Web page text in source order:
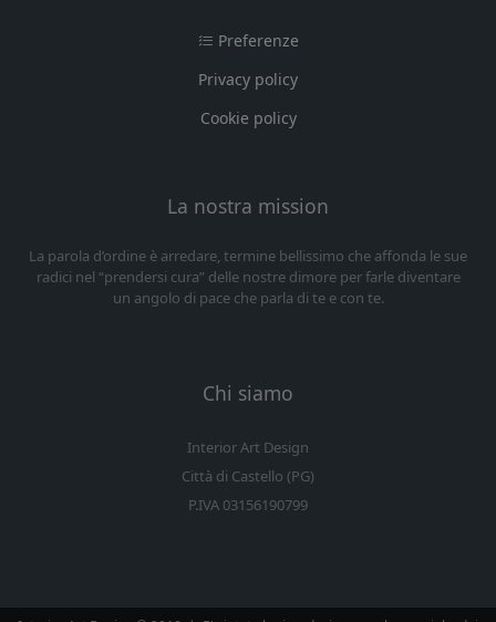
Preferenze
Privacy policy
Cookie policy
La nostra mission
La parola d’ordine è arredare, termine bellissimo che affonda le sue
radici nel “prendersi cura” delle nostre dimore per farle diventare
un angolo di pace che parla di te e con te.
Chi siamo
Interior Art Design
Città di Castello (PG)
P.IVA 03156190799